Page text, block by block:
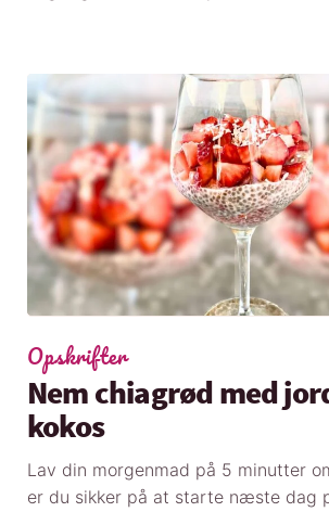
Opskrifter
Nem chiagrød med
kokos
Lav din morgenmad på 5 minutter
er du sikker på at starte næste dag